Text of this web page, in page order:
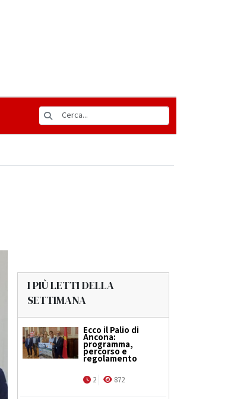
I PIÙ LETTI DELLA
SETTIMANA
Ecco il Palio di
Ancona:
programma,
percorso e
regolamento
2 872